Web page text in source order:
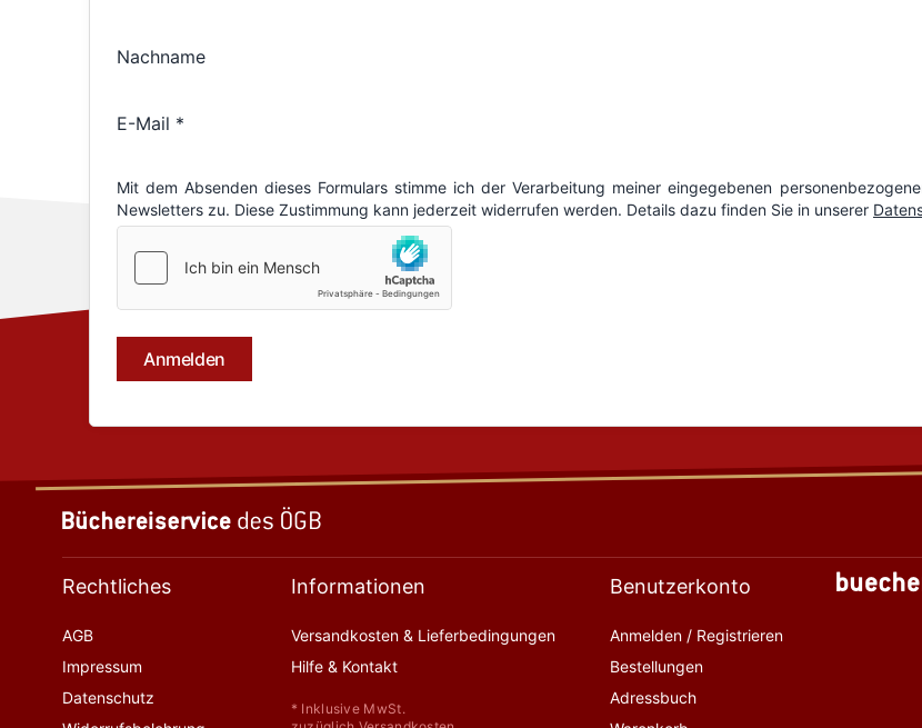
Rechtliches
AGB
Impressum
Datenschutz
Informationen
Versandkosten & Lieferbedingungen
Hilfe & Kontakt
* Inklusive MwSt.
Benutzerkonto
Anmelden / Registrieren
Bestellungen
Adressbuch